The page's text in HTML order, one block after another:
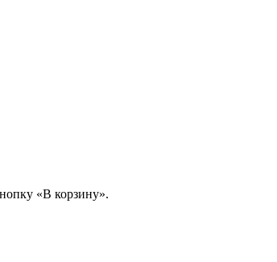
«В корзину».